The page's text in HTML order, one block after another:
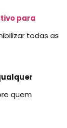
para
todas as
quem